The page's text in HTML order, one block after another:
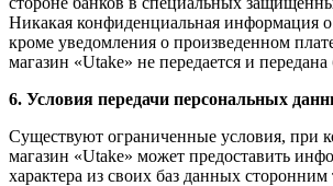
Никакая конфиденциальная информация о
кроме уведомления о произведенном
магазин «Utake» не передается и
6. Условия передачи персональных
Существуют ограниченные условия, при
магазин «Utake» может предоставить
характера из своих баз данных